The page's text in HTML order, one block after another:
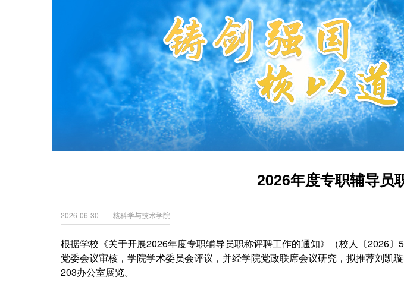
2026年度专职辅导员
2026-06-30 核科学与技术学院
根据学校《关于开展2026年度专职辅导员职称评聘工作的通知》（校人〔2026
党委会议审核，学院学术委员会评议，并经学院党政联席会议研究，拟推荐刘
203办公室展览。